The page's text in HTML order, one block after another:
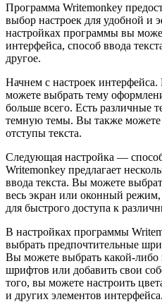
Программа Writemonkey
выбор настроек для удобной и
настройках программы вы
интерфейса, способ ввода
другое.
Начнем с настроек
можете выбрать тему
больше всего. Есть различные
темную темы. Вы также можете
отступы текста.
Следующая настройка —
Writemonkey предлагает
ввода текста. Вы можете
весь экран или оконный
для быстрого доступа к
В настройках программы
выбрать предпочтительные
Вы можете выбрать какой-либо
шрифтов или добавить свои
того, вы можете настроить
и других элементов интерфейса.